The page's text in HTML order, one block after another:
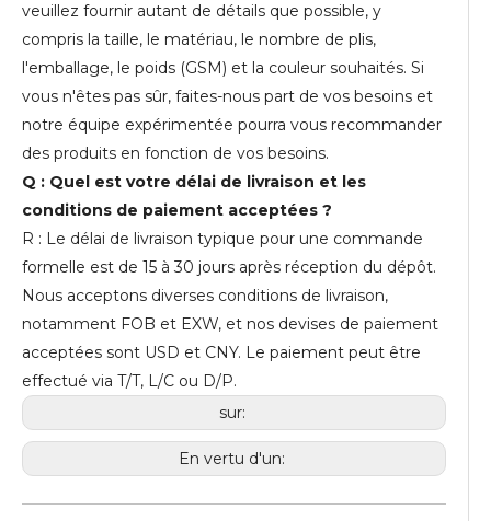
veuillez fournir autant de détails que possible, y
compris la taille, le matériau, le nombre de plis,
l'emballage, le poids (GSM) et la couleur souhaités. Si
vous n'êtes pas sûr, faites-nous part de vos besoins et
notre équipe expérimentée pourra vous recommander
des produits en fonction de vos besoins.
Q : Quel est votre délai de livraison et les
conditions de paiement acceptées ?
R : Le délai de livraison typique pour une commande
formelle est de 15 à 30 jours après réception du dépôt.
Nous acceptons diverses conditions de livraison,
notamment FOB et EXW, et nos devises de paiement
acceptées sont USD et CNY. Le paiement peut être
effectué via T/T, L/C ou D/P.
sur:
En vertu d'un: